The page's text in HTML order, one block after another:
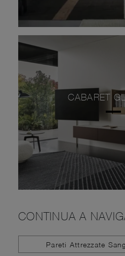
CABARET
CONTINUA A
Pareti Attrezzate